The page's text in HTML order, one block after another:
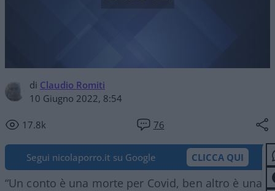
di Claudio Romiti
10 Giugno 2022, 8:54
17.8k 76
Segui nicolaporro.it su Google CLICCA QUI
“Un conto è una morte per Covid, ben altro è una